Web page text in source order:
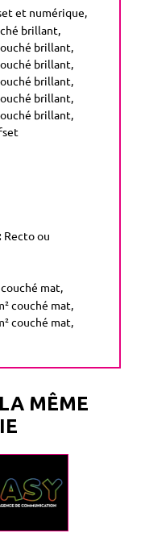
et numérique,
brillant,
brillant,
brillant,
brillant,
brillant,
brillant,
Recto ou
mat,
couché mat,
couché mat,
MÊME